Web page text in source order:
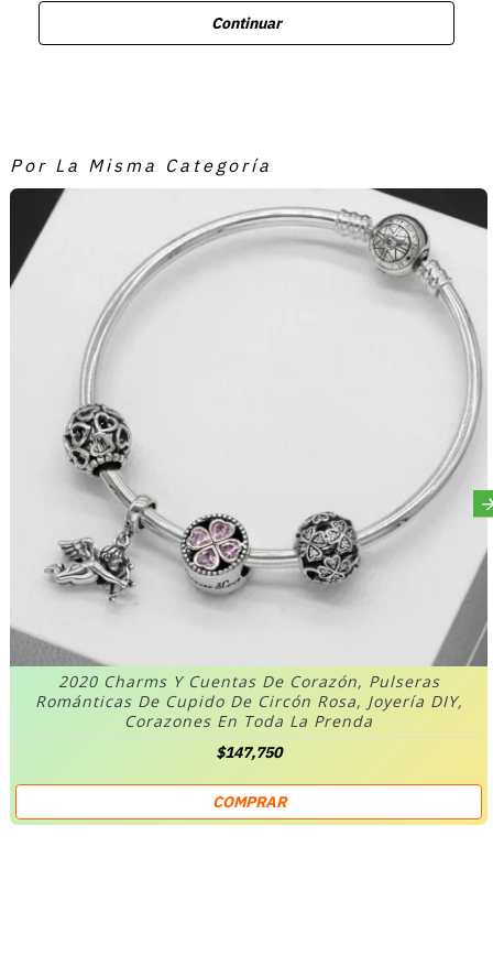
Continuar
Por La Misma Categoría
2020 Charms Y Cuentas De Corazón, Pulseras
Románticas De Cupido De Circón Rosa, Joyería DIY,
Corazones En Toda La Prenda
$147,750
COMPRAR